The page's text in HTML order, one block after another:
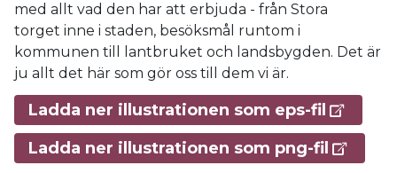
med allt vad den har att erbjuda - från Stora
torget inne i staden, besöksmål runtom i
kommunen till lantbruket och landsbygden. Det är
ju allt det här som gör oss till dem vi är.
Ladda ner illustrationen som eps-fil
Ladda ner illustrationen som png-fil